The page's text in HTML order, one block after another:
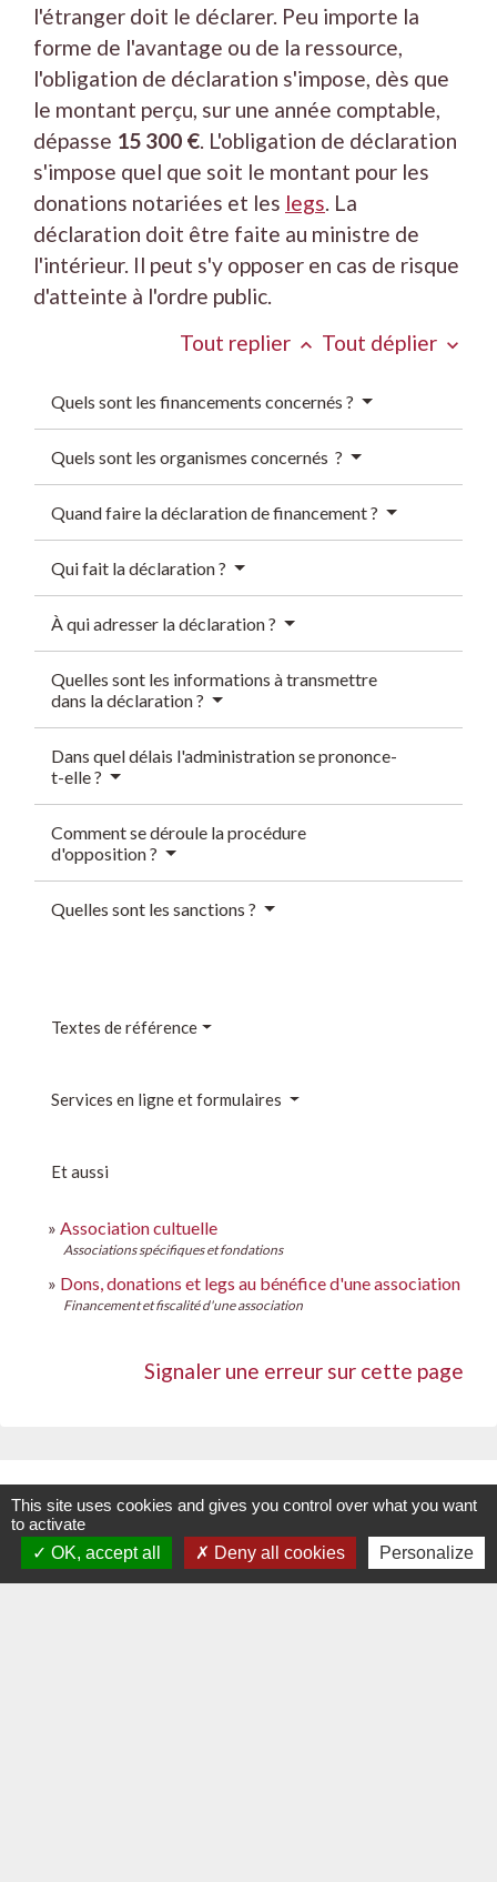
l'étranger doit le déclarer. Peu importe la
forme de l'avantage ou de la ressource,
l'obligation de déclaration s'impose, dès que
le montant perçu, sur une année comptable,
dépasse 15 300 €. L'obligation de déclaration
s'impose quel que soit le montant pour les
donations notariées et les legs. La
déclaration doit être faite au ministre de
l'intérieur. Il peut s'y opposer en cas de risque
d'atteinte à l'ordre public.
Tout replier keyboard_arrow_up Tout déplier keyboard_arrow_down
Quels sont les financements concernés ?
Quels sont les organismes concernés ?
Quand faire la déclaration de financement ?
Qui fait la déclaration ?
À qui adresser la déclaration ?
Quelles sont les informations à transmettre
dans la déclaration ?
Dans quel délais l'administration se prononce-
t-elle ?
Comment se déroule la procédure
d'opposition ?
Quelles sont les sanctions ?
Textes de référence
Services en ligne et formulaires
Et aussi
Association cultuelle
Associations spécifiques et fondations
Dons, donations et legs au bénéfice d'une association
Financement et fiscalité d'une association
Signaler une erreur sur cette page
Contacts
Commune de La Chapelle-Palluau
1, rue de l'Ecole
This site uses cookies and gives you control over what you want
to activate
OK, accept all
Deny all cookies Personalize